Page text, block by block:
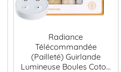
Radiance
Télécommandée
(pailleté) Guirlande
Lumineuse Boules Coton